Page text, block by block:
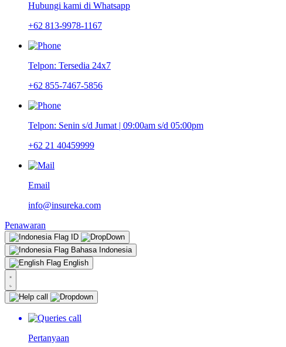
Hubungi kami di Whatsapp
+62 813-9978-1167
Telpon: Tersedia 24x7
+62 855-7467-5856
Telpon: Senin s/d Jumat | 09:00am s/d 05:00pm
+62 21 40459999
Email
info@insureka.com
Penawaran
ID
Bahasa Indonesia
English
Pertanyaan